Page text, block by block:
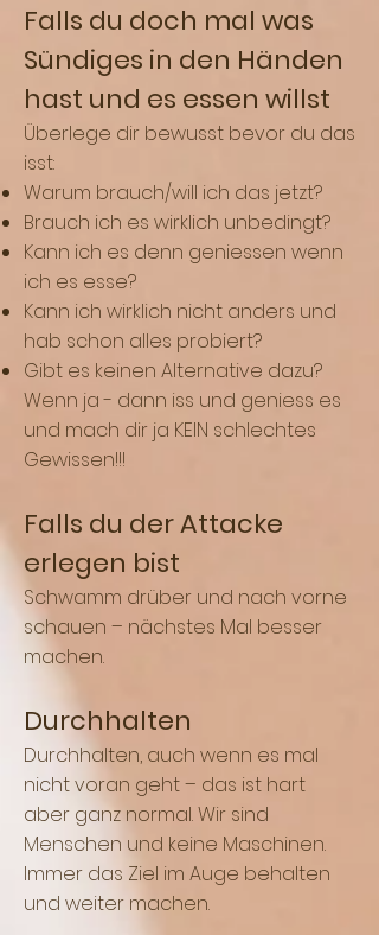
Falls du doch mal was
Sündiges in den Händen
hast und es essen willst
Überlege dir bewusst bevor du das
isst:
Warum brauch/will ich das jetzt?
Brauch ich es wirklich unbedingt?
Kann ich es denn geniessen wenn
ich es esse?
Kann ich wirklich nicht anders und
hab schon alles probiert?
Gibt es keinen Alternative dazu?
Wenn ja - dann iss und geniess es
und mach dir ja KEIN schlechtes
Gewissen!!!
Falls du der Attacke
erlegen bist
Schwamm drüber und nach vorne
schauen – nächstes Mal besser
machen.
Durchhalten
Durchhalten, auch wenn es mal
nicht voran geht – das ist hart
aber ganz normal. Wir sind
Menschen und keine Maschinen.
Immer das Ziel im Auge behalten
und weiter machen.